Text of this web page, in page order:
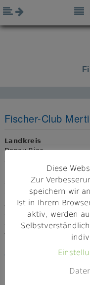
Fischer-Club
Landkreis
Donau-Ries
Schwaben
Adresse
86690 Mertingen
Webseite
https://
Diese
Zur
speichern wir
Ist in Ihrem
aktiv, werden